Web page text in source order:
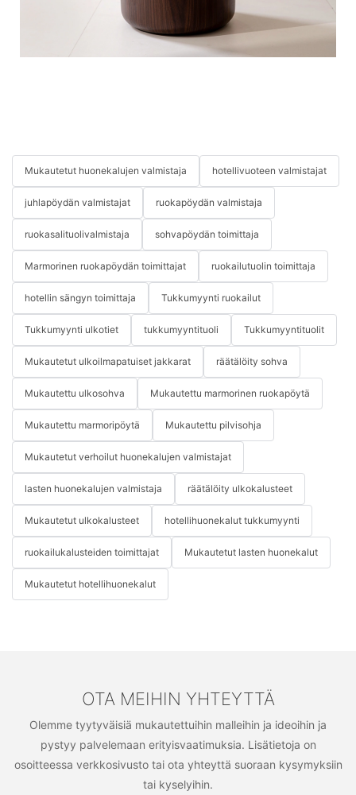
Mukautetut huonekalujen valmistaja hotellivuoteen valmistajat
juhlapöydän valmistajat ruokapöydän valmistaja
ruokasalituolivalmistaja sohvapöydän toimittaja
Marmorinen ruokapöydän toimittajat ruokailutuolin toimittaja
hotellin sängyn toimittaja Tukkumyynti ruokailut
Tukkumyynti ulkotiet tukkumyyntituoli Tukkumyyntituolit
Mukautetut ulkoilmapatuiset jakkarat räätälöity sohva
Mukautettu ulkosohva Mukautettu marmorinen ruokapöytä
Mukautettu marmoripöytä Mukautettu pilvisohja
Mukautetut verhoilut huonekalujen valmistajat
lasten huonekalujen valmistaja räätälöity ulkokalusteet
Mukautetut ulkokalusteet hotellihuonekalut tukkumyynti
ruokailukalusteiden toimittajat Mukautetut lasten huonekalut
Mukautetut hotellihuonekalut
OTA MEIHIN YHTEYTTÄ
Olemme tyytyväisiä mukautettuihin malleihin ja ideoihin ja
pystyy palvelemaan erityisvaatimuksia. Lisätietoja on
osoitteessa verkkosivusto tai ota yhteyttä suoraan kysymyksiin
tai kyselyihin.